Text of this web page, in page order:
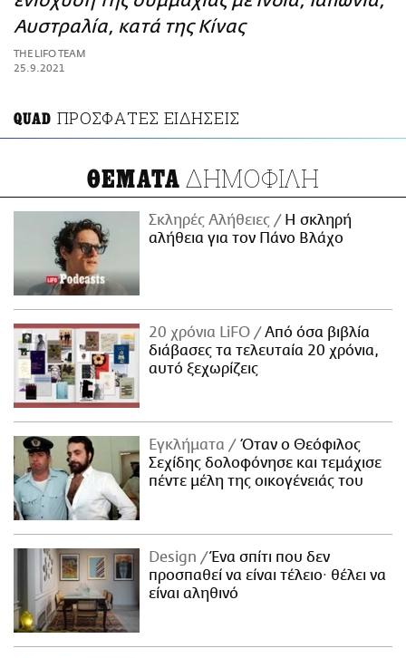
ΑΜΠΑ
PRINT
Αυστραλία, κατά της Κίνας
THE LIFO TEAM
25.9.2021
QUAD ΠΡΟΣΦΑΤΕΣ ΕΙΔΗΣΕΙΣ
ΘΕΜΑΤΑ ΔΗΜΟΦΙΛΗ
Σκληρές Αλήθειες
H σκληρή
αλήθεια για τον Πάνο Βλάχο
20 χρόνια LiFO
Από όσα βιβλία
διάβασες τα τελευταία 20 χρόνια,
αυτό ξεχωρίζεις
Εγκλήματα
Όταν ο Θεόφιλος
Σεχίδης δολοφόνησε και τεμάχισε
πέντε μέλη της οικογένειάς του
Design
Ένα σπίτι που δεν
προσπαθεί να είναι τέλειο· θέλει να
είναι αληθινό